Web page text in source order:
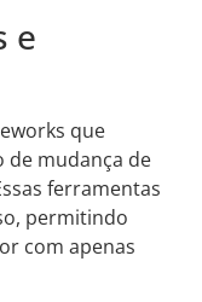
e
que
de mudança de
ferramentas
permitindo
com apenas